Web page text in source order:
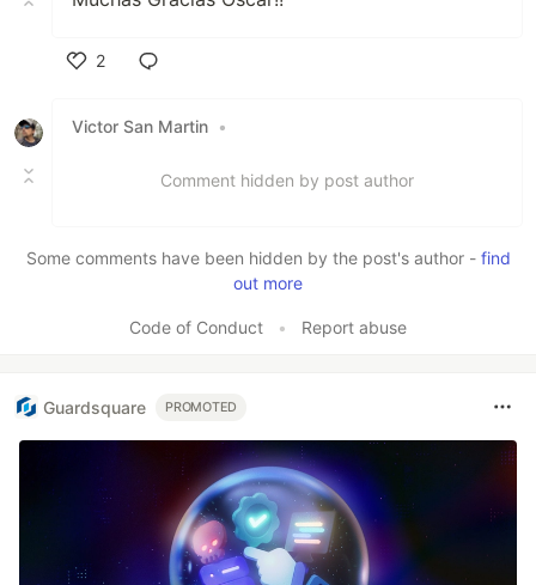
2
Victor San Martin •
Comment hidden by post author
Some comments have been hidden by the post's author - find
out more
Code of Conduct • Report abuse
Guardsquare PROMOTED